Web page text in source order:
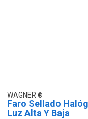
WAGNER
Faro Sellado
Luz Alta Y Baja